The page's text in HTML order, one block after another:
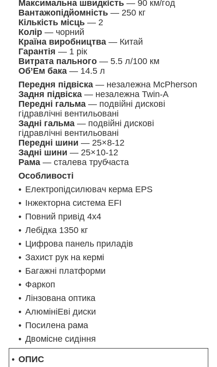
Максимальна швидкість — 90 км/год
Вантажопідйомність — 250 кг
Кількість місць — 2
Колір — чорний
Країна виробництва — Китай
Гарантія — 1 рік
Витрата пального — 5.5 л/100 км
Об’Ем бака — 14.5 л
Передня підвіска — незалежна McPherson
Задня підвіска — незалежна Twin-A
Передні гальма — подвійні дискові
гідравлічні вентильовані
Задні гальма — подвійні дискові
гідравлічні вентильовані
Передні шини — 25×8-12
Задні шини — 25×10-12
Рама — сталева трубчаста
Особливості
Електропідсилювач керма EPS
Інжекторна система EFI
Повний привід 4x4
Лебідка 1350 кг
Цифрова панель приладів
Захист рук на кермі
Багажні платформи
Фаркоп
Лінзована оптика
АлюмініЕві диски
Посилена рама
Двомісне сидіння
ОПИС